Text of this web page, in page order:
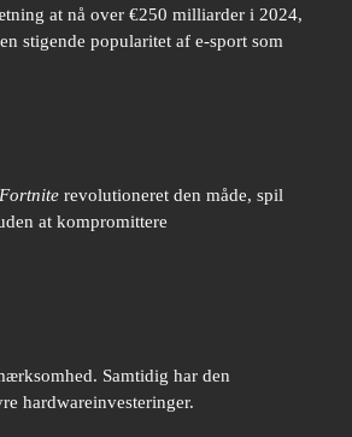
at nå over €250 milliarder i 2024,
stigende popularitet af e-sport som
Fortnite revolutioneret den måde, spil
at kompromittere
Samtidig har den
hardwareinvesteringer.